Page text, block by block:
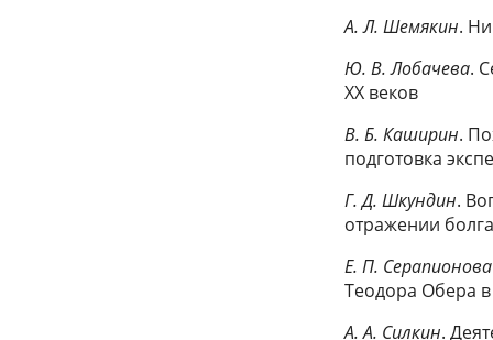
А. Л. Шемякин.
Ю. В. Лобачева.
XX веков
В. Б. Каширин.
подготовка
Г. Д. Шкундин.
отражении
Е. П. Серапионова
Теодора Обера
А. А. Силкин.